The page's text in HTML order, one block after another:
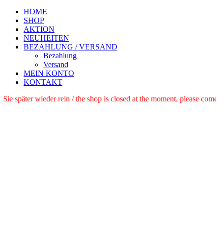
HOME
SHOP
AKTION
NEUHEITEN
BEZAHLUNG / VERSAND
Bezahlung
Versand
MEIN KONTO
KONTAKT
schauen Sie später wieder rein / the shop is closed at the moment,